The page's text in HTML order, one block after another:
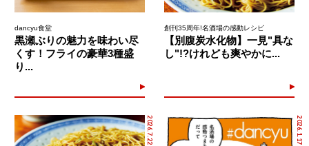
dancyu食堂
黒瀬ぶりの魅力を味わい尽
くす！フライの豪華3種盛
り...
創刊35周年!名酒場の感動レシピ
【別腹炭水化物】一見"具な
し"!?けれども爽やかに...
2026.7.22 2026.1.17